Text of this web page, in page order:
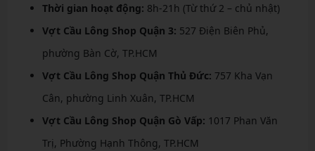
Thời gian hoạt động: 8h-21h (Từ thứ 2 – chủ nhật)
Vợt Cầu Lông Shop Quận 3: 527 Điện Biên Phủ,
phường Bàn Cờ, TP.HCM
Vợt Cầu Lông Shop Quận Thủ Đức: 757 Kha Vạn
Cân, phường Linh Xuân, TP.HCM
Vợt Cầu Lông Shop Quận Gò Vấp: 1017 Phan Văn
Trị, Phường Hạnh Thông, TP.HCM